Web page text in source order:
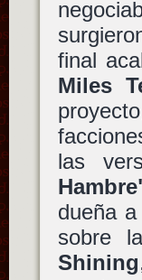
final
Miles
las
dueña
sobre
Shining